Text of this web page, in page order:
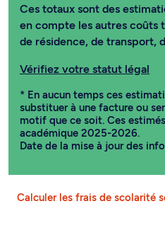
Ces totaux sont des
en compte les autres coûts
de résidence, de transport,
Vérifiez votre statut légal
* En aucun temps ces
substituer à une facture ou
motif que ce soit. Ces
académique 2025-2026.
Date de la mise à jour des
Calculer les frais de scolarité